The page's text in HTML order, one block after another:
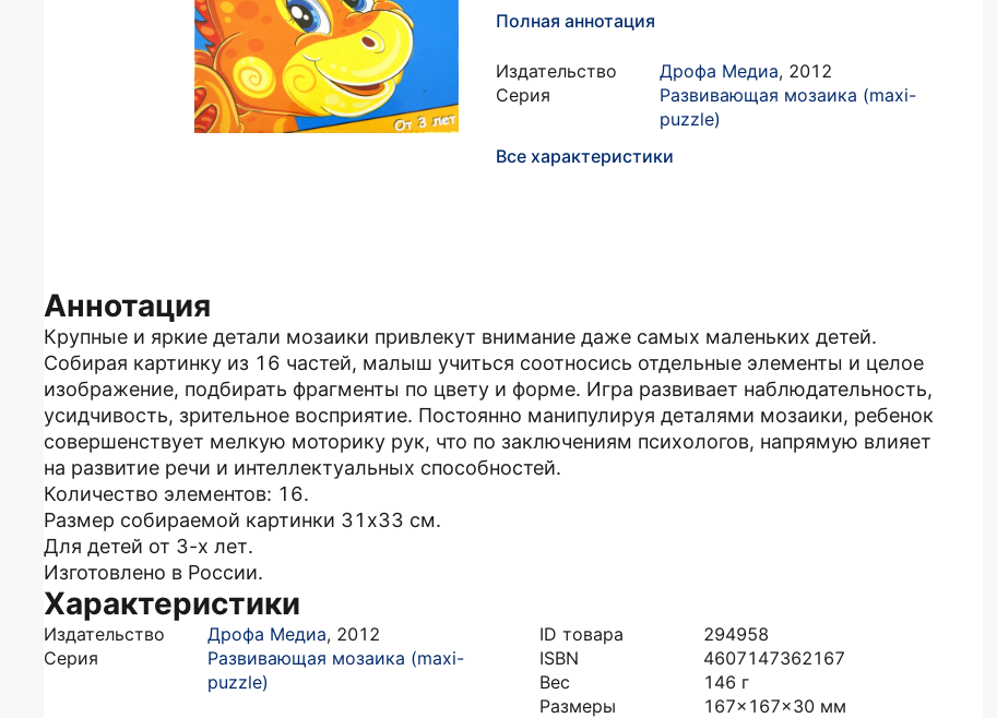
Полная аннотация
Издательство Дрофа Медиа, 2012
Серия
Развивающая мозаика (maxi-
puzzle)
Все характеристики
Аннотация
Крупные и яркие детали мозаики привлекут внимание даже самых маленьких детей.
Собирая картинку из 16 частей, малыш учиться соотносись отдельные элементы и целое
изображение, подбирать фрагменты по цвету и форме. Игра развивает наблюдательность,
усидчивость, зрительное восприятие. Постоянно манипулируя деталями мозаики, ребенок
совершенствует мелкую моторику рук, что по заключениям психологов, напрямую влияет
на развитие речи и интеллектуальных способностей.
Количество элементов: 16.
Размер собираемой картинки 31х33 см.
Для детей от 3-х лет.
Изготовлено в России.
Характеристики
Издательство Дрофа Медиа, 2012
Серия
Развивающая мозаика (maxi-
puzzle)
ID товара
294958
ISBN
4607147362167
Вес
146 г
Размеры
167x167x30 мм